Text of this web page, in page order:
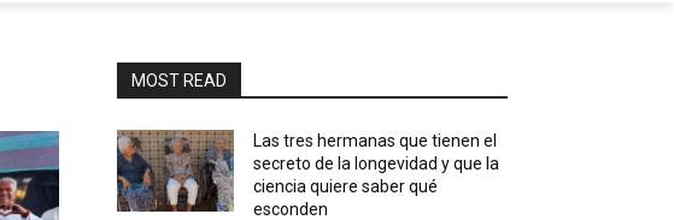
MOST READ
Las tres hermanas que tienen el
secreto de la longevidad y que la
ciencia quiere saber qué
esconden